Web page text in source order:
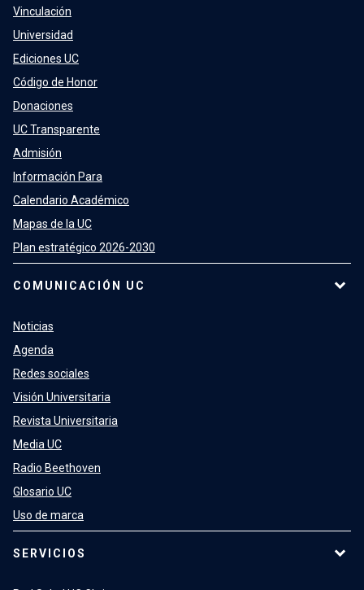
Vinculación
Universidad
Ediciones UC
Código de Honor
Donaciones
UC Transparente
Admisión
Información Para
Calendario Académico
Mapas de la UC
Plan estratégico 2026-2030
COMUNICACIÓN UC
Noticias
Agenda
Redes sociales
Visión Universitaria
Revista Universitaria
Media UC
Radio Beethoven
Glosario UC
Uso de marca
SERVICIOS